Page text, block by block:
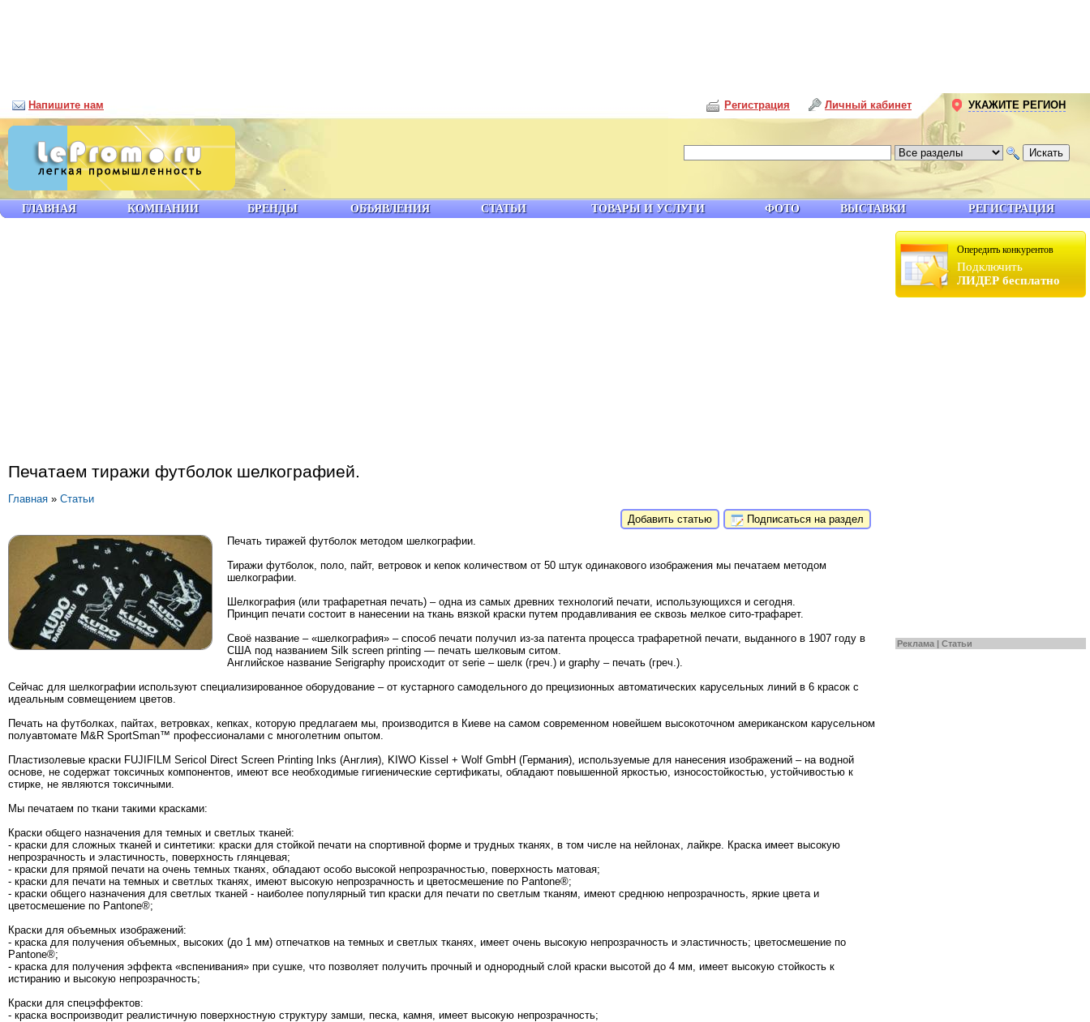
Опередить конкурентов
Подключить
ЛИДЕР бесплатно
Реклама | Статьи
Печатаем тиражи футболок шелкографией.
Главная » Статьи
Добавить статью
Подписаться на раздел
Печать тиражей футболок методом шелкографии.
Тиражи футболок, поло, пайт, ветровок и кепок количеством от 50 штук одинакового изображения мы печатаем методом
шелкографии.
Шелкография (или трафаретная печать) – одна из самых древних технологий печати, использующихся и сегодня.
Принцип печати состоит в нанесении на ткань вязкой краски путем продавливания ее сквозь мелкое сито-трафарет.
Своё название – «шелкография» – способ печати получил из-за патента процесса трафаретной печати, выданного в 1907 году в
США под названием Silk screen printing — печать шелковым ситом.
Английское название Serigraphy происходит от serie – шелк (греч.) и graphy – печать (греч.).
Сейчас для шелкографии используют специализированное оборудование – от кустарного самодельного до прецизионных автоматических карусельных линий в 6 красок с
идеальным совмещением цветов.
Печать на футболках, пайтах, ветровках, кепках, которую предлагаем мы, производится в Киеве на самом современном новейшем высокоточном американском карусельном
полуавтомате M&R SportSman™ профессионалами с многолетним опытом.
Пластизолевые краски FUJIFILM Sericol Direct Screen Printing Inks (Англия), KIWO Kissel + Wolf GmbH (Германия), используемые для нанесения изображений – на водной
основе, не содержат токсичных компонентов, имеют все необходимые гигиенические сертификаты, обладают повышенной яркостью, износостойкостью, устойчивостью к
стирке, не являются токсичными.
Мы печатаем по ткани такими красками:
Краски общего назначения для темных и светлых тканей:
- краски для сложных тканей и синтетики: краски для стойкой печати на спортивной форме и трудных тканях, в том числе на нейлонах, лайкре. Краска имеет высокую
непрозрачность и эластичность, поверхность глянцевая;
- краски для прямой печати на очень темных тканях, обладают особо высокой непрозрачностью, поверхность матовая;
- краски для печати на темных и светлых тканях, имеют высокую непрозрачность и цветосмешение по Pantone®;
- краски общего назначения для светлых тканей - наиболее популярный тип краски для печати по светлым тканям, имеют среднюю непрозрачность, яркие цвета и
цветосмешение по Pantone®;
Краски для объемных изображений:
- краска для получения объемных, высоких (до 1 мм) отпечатков на темных и светлых тканях, имеет очень высокую непрозрачность и эластичность; цветосмешение по
Pantone®;
- краска для получения эффекта «вспенивания» при сушке, что позволяет получить прочный и однородный слой краски высотой до 4 мм, имеет высокую стойкость к
истиранию и высокую непрозрачность;
Краски для спецэффектов:
- краска воспроизводит реалистичную поверхностную структуру замши, песка, камня, имеет высокую непрозрачность;
ГЛАВНАЯ КОМПАНИИ БРЕНДЫ ОБЪЯВЛЕНИЯ СТАТЬИ ТОВАРЫ И УСЛУГИ ФОТО ВЫСТАВКИ РЕГИСТРАЦИЯ
Напишите нам Личный кабинет
Регистрация УКАЖИТЕ РЕГИОН